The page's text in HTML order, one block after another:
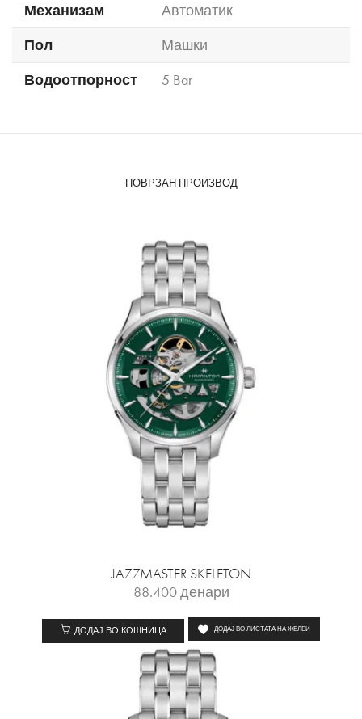
Механизам
Автоматик
Пол
Машки
Водоотпорност
5 Bar
ПОВРЗАН ПРОИЗВОД
JAZZMASTER SKELETON
88.400денари
ДОДАЈ ВО КОШНИЦА ДОДАЈ ВО ЛИСТАТА НА ЖЕЛБИ